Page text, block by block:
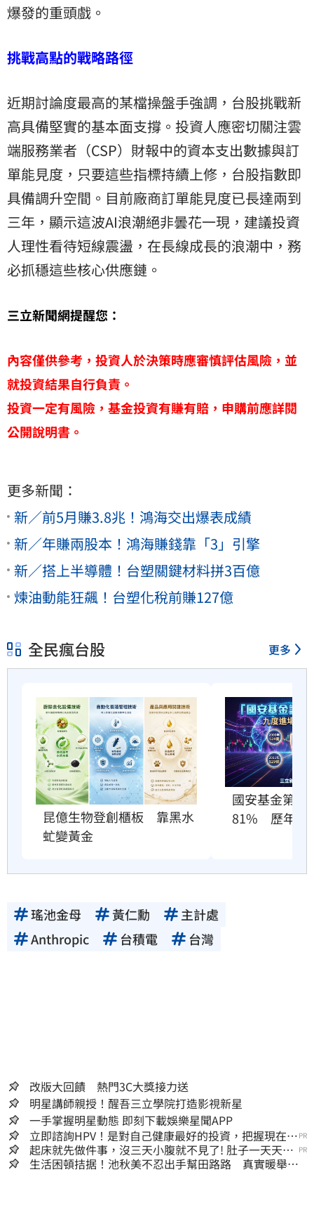
爆發的重頭戲。
挑戰高點的戰略路徑
近期討論度最高的某檔操盤手強調，台股挑戰新
高具備堅實的基本面支撐。投資人應密切關注雲
端服務業者（CSP）財報中的資本支出數據與訂
單能見度，只要這些指標持續上修，台股指數即
具備調升空間。目前廠商訂單能見度已長達兩到
三年，顯示這波AI浪潮絕非曇花一現，建議投資
人理性看待短線震盪，在長線成長的浪潮中，務
必抓穩這些核心供應鏈。
三立新聞網提醒您：
內容僅供參考，投資人於決策時應審慎評估風險，並
就投資結果自行負責。
投資一定有風險，基金投資有賺有賠，申購前應詳閱
公開說明書。
更多新聞：
新／前5月賺3.8兆！鴻海交出爆表成績
新／年賺兩股本！鴻海賺錢靠「3」引擎
新／搭上半導體！台塑關鍵材料拼3百億
煉油動能狂飆！台塑化稅前賺127億
全民瘋台股 更多
昆億生物登創櫃板　靠黑水
虻變黃金
國安基金第9
81%　歷年績
瑤池金母 黃仁勳
主計處
Anthropic
台積電 台灣
改版大回饋 熱門3C大獎接力送
明星講師親授！醒吾三立學院打造影視新星
一手掌握明星動態 即刻下載娛樂星聞APP
立即諮詢HPV！是對自己健康最好的投資，把握現在不
嫌晚！
PR
起床就先做件事，沒三天小腹就不見了! 肚子一天天變
小！
PR
生活困頓拮据！池秋美不忍出手幫田路路 真實暖舉曝